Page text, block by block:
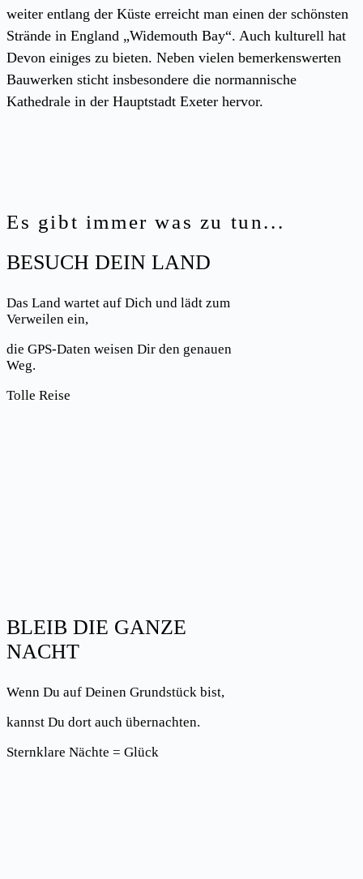
weiter entlang der Küste erreicht man einen der schönsten
Strände in England „Widemouth Bay“. Auch kulturell hat
Devon einiges zu bieten. Neben vielen bemerkenswerten
Bauwerken sticht insbesondere die normannische
Kathedrale in der Hauptstadt Exeter hervor.
Es gibt immer was zu tun...
BESUCH DEIN LAND
Das Land wartet auf Dich und lädt zum
Verweilen ein,
die GPS-Daten weisen Dir den genauen
Weg.
Tolle Reise
BLEIB DIE GANZE
NACHT
Wenn Du auf Deinen Grundstück bist,
kannst Du dort auch übernachten.
Sternklare Nächte = Glück